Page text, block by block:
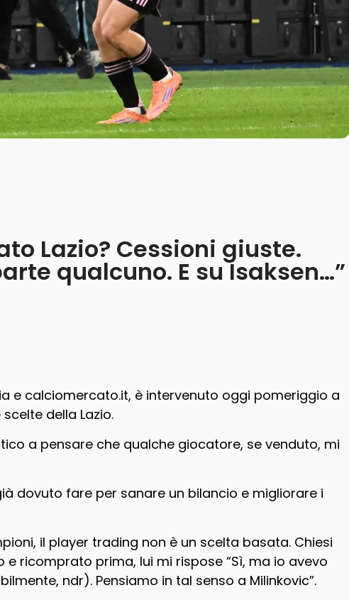
Lazio? Cessioni giuste.
qualcuno. E su Isaksen…”
e calciomercato.it, è intervenuto oggi pomeriggio a
della Lazio.
a pensare che qualche giocatore, se venduto, mi
dovuto fare per sanare un bilancio e migliorare i
il player trading non è un scelta basata. Chiesi
ricomprato prima, lui mi rispose “Sì, ma io avevo
ndr). Pensiamo in tal senso a Milinkovic”.